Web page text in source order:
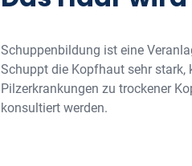
Schuppenbildung ist eine
Schuppt die Kopfhaut sehr stark,
Pilzerkrankungen zu trockener
konsultiert werden.